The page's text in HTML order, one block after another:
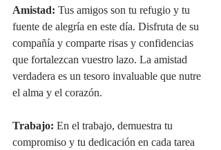
Amistad: Tus amigos son tu refugio y tu
fuente de alegría en este día. Disfruta de su
compañía y comparte risas y confidencias
que fortalezcan vuestro lazo. La amistad
verdadera es un tesoro invaluable que nutre
el alma y el corazón.
Trabajo: En el trabajo, demuestra tu
compromiso y tu dedicación en cada tarea